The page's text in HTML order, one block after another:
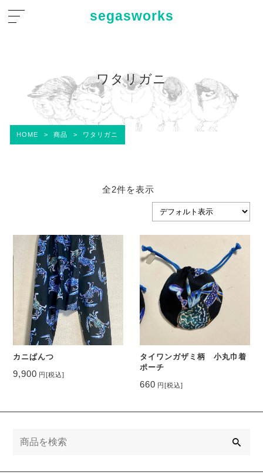
segasworks
ワタリガニ
HOME > 商品 > ワタリガニ
全2件を表示
カニぱんつ
9,900 円[税込]
タイワンガザミ柄 小丸巾着
ポーチ
660 円[税込]